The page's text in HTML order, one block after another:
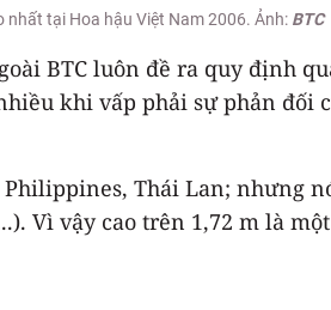
nhất tại Hoa hậu Việt Nam 2006. Ảnh: BTC
BTC luôn đề ra quy định
khi vấp phải sự phản đối
Thái Lan; nhưng
Vì vậy cao trên 1,72 m là